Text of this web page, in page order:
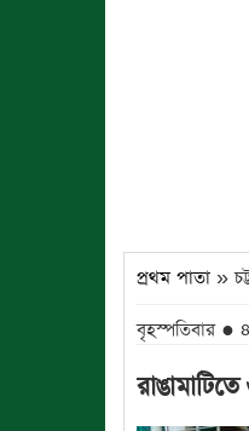
প্রথম পাতা »
বৃহস্পতিবার ●